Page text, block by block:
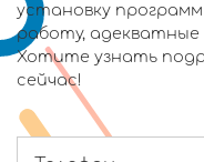
установку
работу,
Хотите узнать
сейчас!